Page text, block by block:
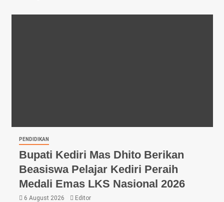
PENDIDIKAN
Bupati Kediri Mas Dhito Berikan
Beasiswa Pelajar Kediri Peraih
Medali Emas LKS Nasional 2026
6 August 2026 Editor